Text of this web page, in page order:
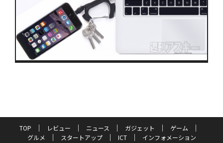
TOP レビュー ニュース ガジェット
ゲーム
グルメ
スタートアップ ICT
インフォメーション